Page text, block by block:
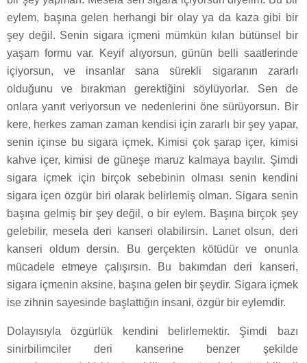
eylem, başına gelen herhangi bir olay ya da kaza gibi bir
şey değil. Senin sigara içmeni mümkün kılan bütünsel bir
yaşam formu var. Keyif alıyorsun, günün belli saatlerinde
içiyorsun, ve insanlar sana sürekli sigaranın zararlı
olduğunu ve bırakman gerektiğini söylüyorlar. Sen de
onlara yanıt veriyorsun ve nedenlerini öne sürüyorsun. Bir
kere, herkes zaman zaman kendisi için zararlı bir şey yapar,
senin içinse bu sigara içmek. Kimisi çok şarap içer, kimisi
kahve içer, kimisi de güneşe maruz kalmaya bayılır. Şimdi
sigara içmek için birçok sebebinin olması senin kendini
sigara içen özgür biri olarak belirlemiş olman. Sigara senin
başına gelmiş bir şey değil, o bir eylem. Başına birçok şey
gelebilir, mesela deri kanseri olabilirsin. Lanet olsun, deri
kanseri oldum dersin. Bu gerçekten kötüdür ve onunla
mücadele etmeye çalışırsın. Bu bakımdan deri kanseri,
sigara içmenin aksine, başına gelen bir şeydir. Sigara içmek
ise zihnin sayesinde başlattığın insani, özgür bir eylemdir.
Dolayısıyla özgürlük kendini belirlemektir. Şimdi bazı
sinirbilimciler deri kanserine benzer şekilde